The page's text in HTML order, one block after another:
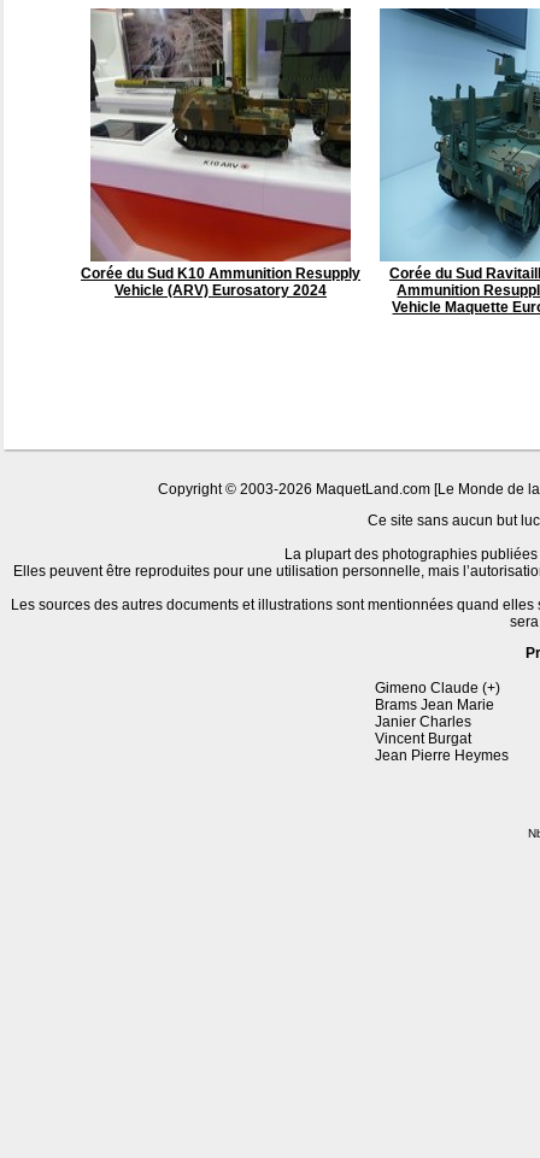
Corée du Sud K10 Ammunition Resupply
Vehicle (ARV) Eurosatory 2024
Corée du Sud
Ammunition
Vehicle Maquette
Copyright © 2003-2026 MaquetLand.com [Le Monde de
Ce site sans aucun but
La plupart des photographies
Elles peuvent être reproduites pour une utilisation personnelle, mais
Les sources des autres documents et illustrations sont mentionnées quand
Gimeno Claude (+)
Brams Jean Marie
Janier Charles
Vincent Burgat
Jean Pierre Heymes